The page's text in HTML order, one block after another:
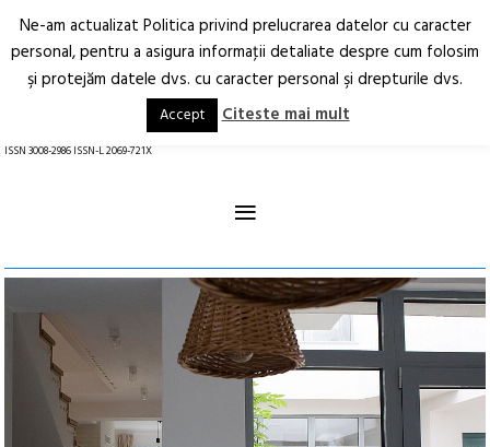
Arhitectură.
Oraș.
RO EN
ISSN 3008-2986 ISSN-L 2069-721X
≡
Ne-am actualizat Politica privind prelucrarea datelor cu caracter
personal, pentru a asigura informaţii detaliate despre cum folosim
şi protejăm datele dvs. cu caracter personal şi drepturile dvs.
Accept Citeste mai mult